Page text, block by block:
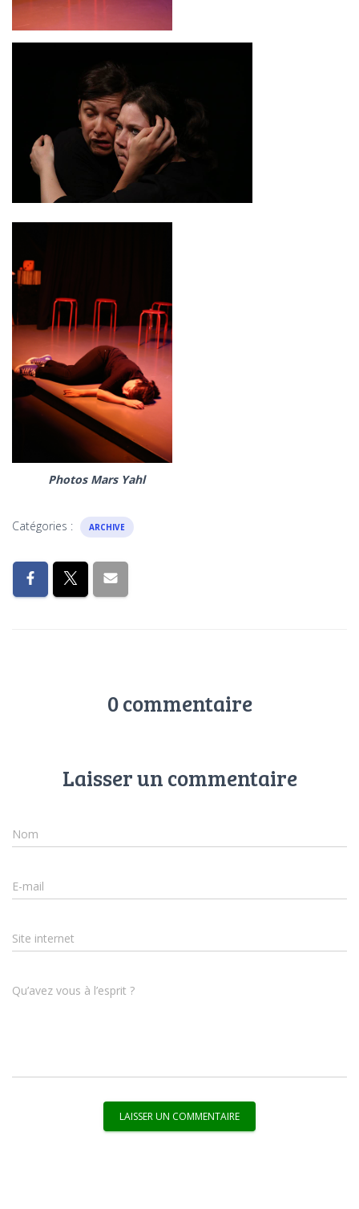
Photos Mars Yahl
Catégories : ARCHIVE
0 commentaire
Laisser un commentaire
Nom
E-mail
Site internet
Qu’avez vous à l’esprit ?